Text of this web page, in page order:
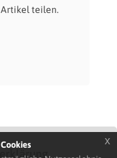
Artikel teilen.
x